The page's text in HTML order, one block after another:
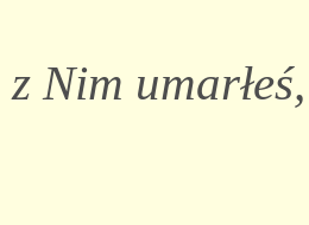
Nim